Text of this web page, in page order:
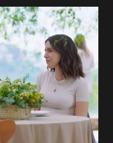
que realmente
as suas energias a
e se orgulhando de
na
muito alegre, é
criativa e
ótima amiga. Pode ser
fazer algo.